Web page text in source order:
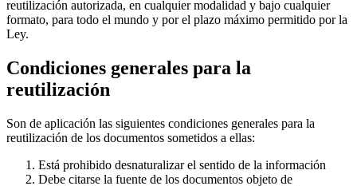
reutilización autorizada, en cualquier modalidad y bajo cualquier
formato, para todo el mundo y por el plazo máximo permitido por la
Ley.
Condiciones generales para la
reutilización
Son de aplicación las siguientes condiciones generales para la
reutilización de los documentos sometidos a ellas:
Está prohibido desnaturalizar el sentido de la información
Debe citarse la fuente de los documentos objeto de